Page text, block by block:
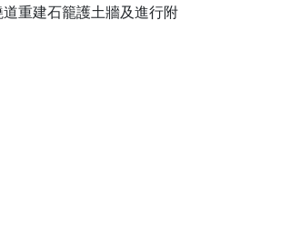
重建石籠護土牆及進行附